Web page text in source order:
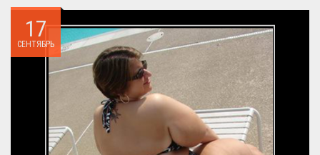
всегда...
17
СЕНТЯБРЬ